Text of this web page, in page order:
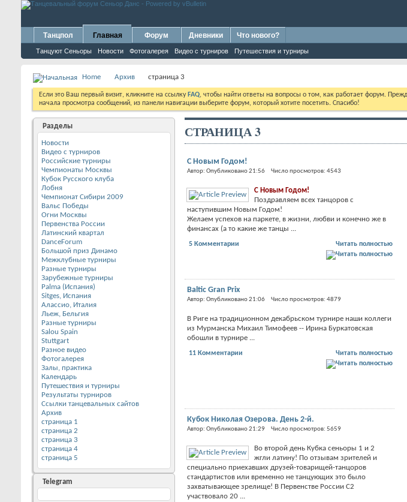
Танцпол Главная
Танцуют Сеньоры Новости Фотогалерея Видео с турниров Путешествия и турниры
Форум Дневники Что нового?
Home Архив страница 3
Если это Ваш первый визит, кликните на ссылку FAQ, чтобы найти ответы на вопросы о том, как работает форум.
начала просмотра сообщений, из панели навигации выберите форум, который хотите посетить. Спасибо!
Разделы
Новости
Видео с турниров
Российские турниры
Чемпионаты Москвы
Кубок Русского клуба
Лобня
Чемпионат Сибири 2009
Вальс Победы
Огни Москвы
Первенства России
Латинский квартал
DanceForum
Большой приз Динамо
Межклубные турниры
Разные турниры
Зарубежные турниры
Palma (Испания)
Sitges, Испания
Алассио, Италия
Льеж, Бельгия
Разные турниры
Salou Spain
Stuttgart
Разное видео
Фотогалерея
Залы, практика
Календарь
Путешествия и турниры
Результаты турниров
Ссылки танцевальных сайтов
Архив
страница 1
страница 2
страница 3
страница 4
страница 5
Telegram
СТРАНИЦА 3
С Новым Годом!
Автор: Опубликовано 21:56 Число просмотров: 4543
С Новым Годом!
Поздравляем всех танцоров с
наступившим Новым Годом!
Желаем успехов на паркете, в жизни, любви и конечно же в
финансах (а то какие же танцы ...
Читать полностью
5 Комментарии
Baltic Gran Prix
Автор: Опубликовано 21:06 Число просмотров: 4879
В Риге на традиционном декабрьском турнире наши коллеги
из Мурманска Михаил Тимофеев -- Ирина Буркатовская
обошли в турнире ...
Читать полностью
11 Комментарии
Кубок Николая Озерова. День 2-й.
Автор: Опубликовано 21:29 Число просмотров: 5659
Во второй день Кубка сеньоры 1 и 2
жгли латину! По отзывам зрителей и
специально приехавших друзей-товарищей-танцоров
стандартистов или временно не танцующих это было
захватывающее зрелище! В Первенстве России С2
участвовало 20 ...